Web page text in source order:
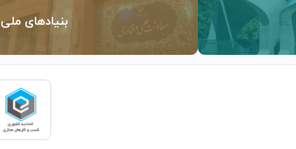
بنیادهای ملی